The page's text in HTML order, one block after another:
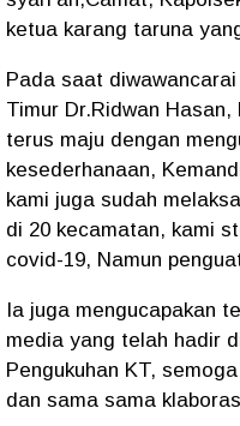
ketua karang taruna
Pada saat
Timur Dr.Ridwan
terus maju dengan
kesederhanaan,
kami juga sudah
di 20 kecamatan, kami
covid-19, Namun
Ia juga mengucapakan
media yang telah hadir
Pengukuhan KT,
dan sama sama